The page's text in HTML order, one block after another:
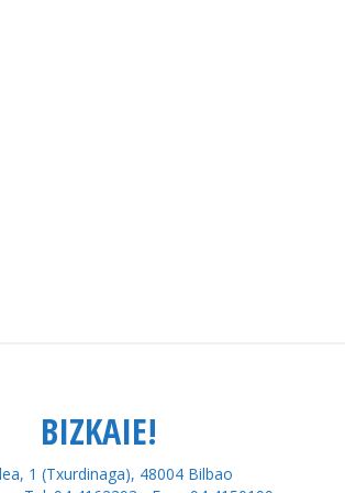
BIZKAIE!
1 (Txurdinaga), 48004 Bilbao